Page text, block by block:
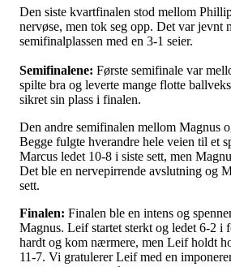
Den siste kvartfinalen stod mellom
nervøse, men tok seg opp. Det var jevnt
semifinalplassen med en 3-1 seier.
Semifinalene: Første semifinale var
spilte bra og leverte mange flotte
sikret sin plass i finalen.
Den andre semifinalen mellom Magnus
Begge fulgte hverandre hele veien til et
Marcus ledet 10-8 i siste sett, men
Det ble en nervepirrende avslutning og
sett.
Finalen: Finalen ble en intens og
Magnus. Leif startet sterkt og ledet 6-2 i
hardt og kom nærmere, men Leif holdt
11-7. Vi gratulerer Leif med en